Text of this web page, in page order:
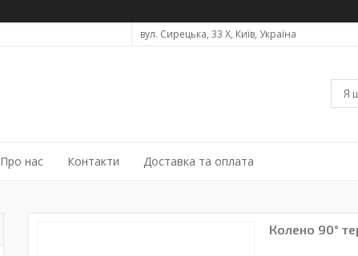
вул. Сирецька, 33 Х, Київ, Україна
Про нас Контакти Доставка та оплата
Колено 90°